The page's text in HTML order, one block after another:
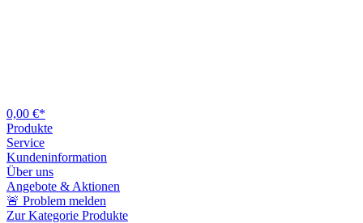
0,00 €*
Produkte
Service
Kundeninformation
Über uns
Angebote & Aktionen
🚨 Problem melden
Zur Kategorie Produkte